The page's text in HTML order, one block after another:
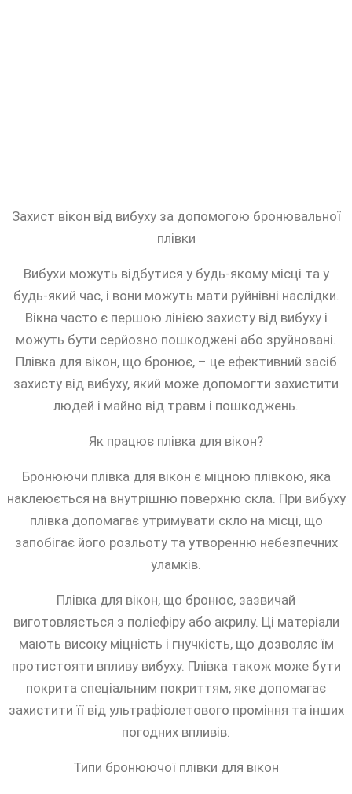
Захист вікон від вибуху за допомогою бронювальної
плівки
Вибухи можуть відбутися у будь-якому місці та у
будь-який час, і вони можуть мати руйнівні наслідки.
Вікна часто є першою лінією захисту від вибуху і
можуть бути серйозно пошкоджені або зруйновані.
Плівка для вікон, що бронює, – це ефективний засіб
захисту від вибуху, який може допомогти захистити
людей і майно від травм і пошкоджень.
Як працює плівка для вікон?
Бронюючи плівка для вікон є міцною плівкою, яка
наклеюється на внутрішню поверхню скла. При вибуху
плівка допомагає утримувати скло на місці, що
запобігає його розльоту та утворенню небезпечних
уламків.
Плівка для вікон, що бронює, зазвичай
виготовляється з поліефіру або акрилу. Ці матеріали
мають високу міцність і гнучкість, що дозволяє їм
протистояти впливу вибуху. Плівка також може бути
покрита спеціальним покриттям, яке допомагає
захистити її від ультрафіолетового проміння та інших
погодних впливів.
Типи бронюючої плівки для вікон